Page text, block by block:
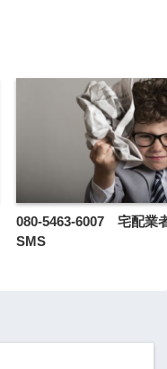
080-5463-6007 宅配業
SMS